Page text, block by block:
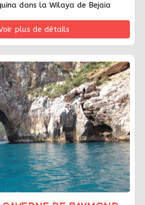
dans la Wilaya de Bejaia
plus de détails